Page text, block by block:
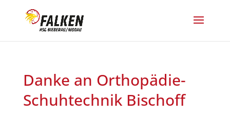
Danke an Orthopädie-
Schuhtechnik Bischoff